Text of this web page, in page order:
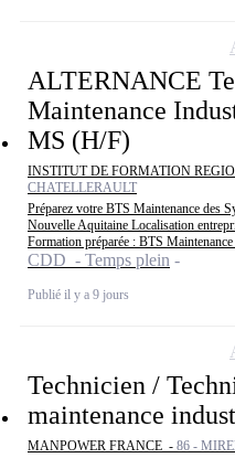
ALTERNANCE
Maintenance
MS (H/F)
INSTITUT DE FORMATION
CHATELLERAULT
Préparez votre BTS Maintenance des
Nouvelle Aquitaine Localisation
Formation préparée : BTS Maintenance
CDD - Temps plein
Publié il y a 9 jours
Technicien /
maintenance
MANPOWER FRANCE - 86 -